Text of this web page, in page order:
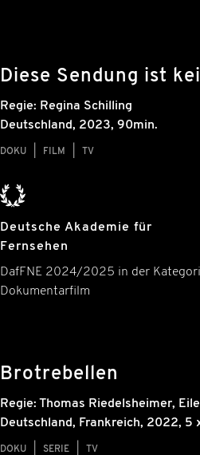
Diese Sendung ist
Regie: Regina Schilling
Deutschland, 2023, 90min.
DOKU FILM TV
Deutsche Akademie für
Fernsehen
DafFNE 2024/2025 in der
Dokumentarfilm
Brotrebellen
Regie: Thomas Riedelsheimer,
Deutschland, Frankreich, 2022, 5
DOKU SERIE TV